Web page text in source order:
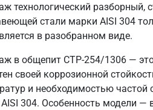
технологический
стали марки AISI 304
в разобранном виде.
в общепит СТР-254/1306 —
своей коррозионной
и необходимостью
AISI 304. Особенность модели